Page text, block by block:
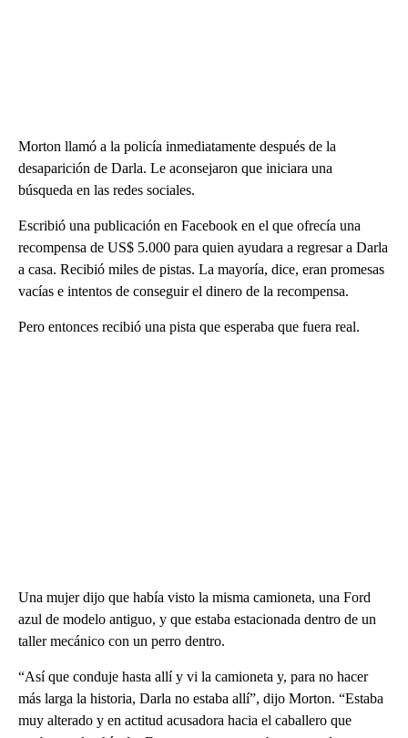
Morton llamó a la policía inmediatamente después de la
desaparición de Darla. Le aconsejaron que iniciara una
búsqueda en las redes sociales.
Escribió una publicación en Facebook en el que ofrecía una
recompensa de US$ 5.000 para quien ayudara a regresar a Darla
a casa. Recibió miles de pistas. La mayoría, dice, eran promesas
vacías e intentos de conseguir el dinero de la recompensa.
Pero entonces recibió una pista que esperaba que fuera real.
Una mujer dijo que había visto la misma camioneta, una Ford
azul de modelo antiguo, y que estaba estacionada dentro de un
taller mecánico con un perro dentro.
“Así que conduje hasta allí y vi la camioneta y, para no hacer
más larga la historia, Darla no estaba allí”, dijo Morton. “Estaba
muy alterado y en actitud acusadora hacia el caballero que